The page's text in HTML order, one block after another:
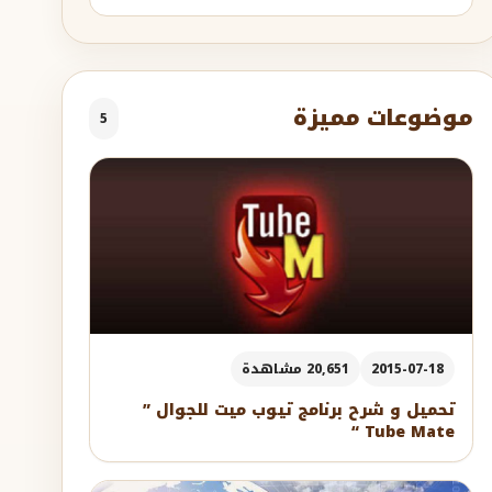
موضوعات مميزة 5
2015-07-18 20,651 مشاهدة
تحميل و شرح برنامج تيوب ميت للجوال ”
Tube Mate “